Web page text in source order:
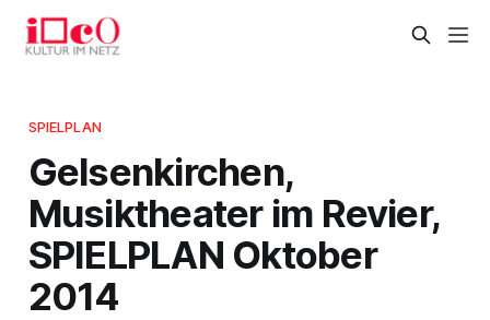
SPIELPLAN
Gelsenkirchen,
Musiktheater im Revier,
SPIELPLAN Oktober
2014